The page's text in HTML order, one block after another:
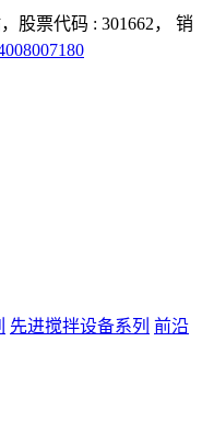
股票代码 : 301662，
销
先进搅拌设备系列 前沿